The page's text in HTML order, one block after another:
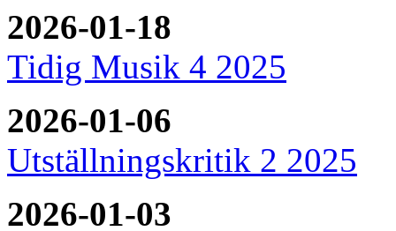
2026-01-18
Tidig Musik 4 2025
2026-01-06
Utställningskritik 2 2025
2026-01-03